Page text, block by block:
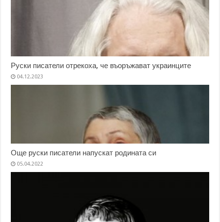
Руски писатели отрекоха, че въоръжават украинците
04.12.2023
Още руски писатели напускат родината си
05.04.2022